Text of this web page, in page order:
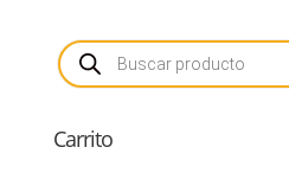
Búsqueda
de
productos
Carrito